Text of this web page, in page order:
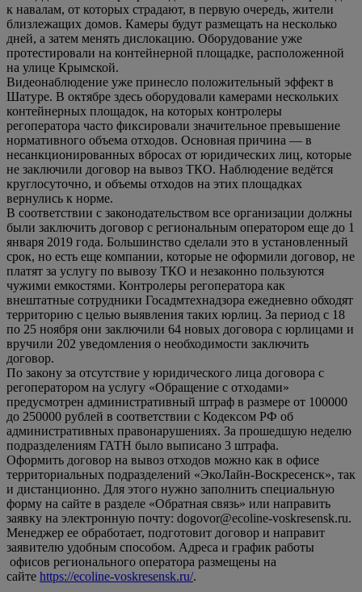
к навалам, от которых страдают, в первую очередь, жители
близлежащих домов. Камеры будут размещать на несколько
дней, а затем менять дислокацию. Оборудование уже
протестировали на контейнерной площадке, расположенной
на улице Крымской.
Видеонаблюдение уже принесло положительный эффект в
Шатуре. В октябре здесь оборудовали камерами нескольких
контейнерных площадок, на которых контролеры
регоператора часто фиксировали значительное превышение
нормативного объема отходов. Основная причина — в
несанкционированных вбросах от юридических лиц, которые
не заключили договор на вывоз ТКО. Наблюдение ведётся
круглосуточно, и объемы отходов на этих площадках
вернулись к норме.
В соответствии с законодательством все организации должны
были заключить договор с региональным оператором еще до 1
января 2019 года. Большинство сделали это в установленный
срок, но есть еще компании, которые не оформили договор, не
платят за услугу по вывозу ТКО и незаконно пользуются
чужими емкостями. Контролеры регоператора как
внештатные сотрудники Госадмтехнадзора ежедневно обходят
территорию с целью выявления таких юрлиц. За период с 18
по 25 ноября они заключили 64 новых договора с юрлицами и
вручили 202 уведомления о необходимости заключить
договор.
По закону за отсутствие у юридического лица договора с
регоператором на услугу «Обращение с отходами»
предусмотрен административный штраф в размере от 100000
до 250000 рублей в соответствии с Кодексом РФ об
административных правонарушениях. За прошедшую неделю
подразделениям ГАТН было выписано 3 штрафа.
Оформить договор на вывоз отходов можно как в офисе
территориальных подразделений «ЭкоЛайн-Воскресенск», так
и дистанционно. Для этого нужно заполнить специальную
форму на сайте в разделе «Обратная связь» или направить
заявку на электронную почту: dogovor@ecoline-voskresensk.ru.
Менеджер ее обработает, подготовит договор и направит
заявителю удобным способом. Адреса и график работы
офисов регионального оператора размещены на
сайте https://ecoline-voskresensk.ru/.